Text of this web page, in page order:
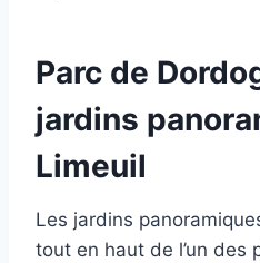
Parc de
jardins
Limeuil
Les jardins
tout en haut de l’un des